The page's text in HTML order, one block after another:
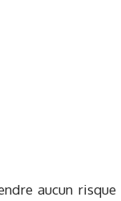
aucun risque